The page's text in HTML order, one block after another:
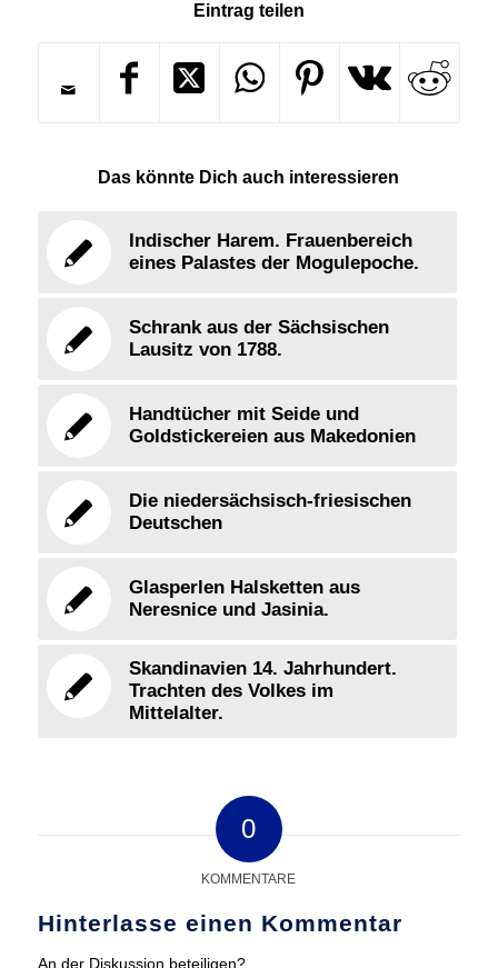
Eintrag teilen
Das könnte Dich auch interessieren
Indischer Harem. Frauenbereich
eines Palastes der Mogulepoche.
Schrank aus der Sächsischen
Lausitz von 1788.
Handtücher mit Seide und
Goldstickereien aus Makedonien
Die niedersächsisch-friesischen
Deutschen
Glasperlen Halsketten aus
Neresnice und Jasinia.
Skandinavien 14. Jahrhundert.
Trachten des Volkes im
Mittelalter.
0
KOMMENTARE
Hinterlasse einen Kommentar
An der Diskussion beteiligen?